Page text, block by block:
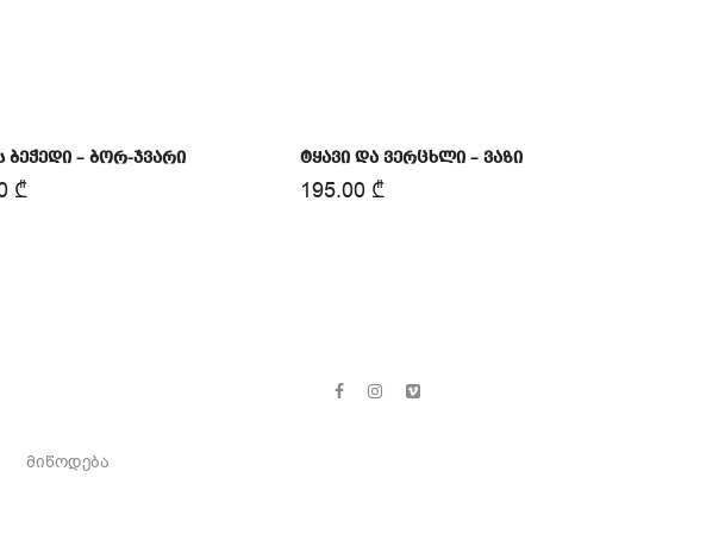
ბეჭედი – ბორ-ჯვარი
₾
ტყავი და ვერცხლი – ვაზი
195.00 ₾
მიწოდება